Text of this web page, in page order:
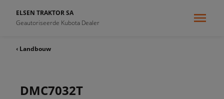
ELSEN TRAKTOR SA
Geautoriseerde Kubota Dealer
‹ Landbouw
DMC7032T